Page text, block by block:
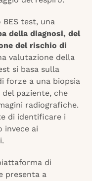
test, una
della diagnosi, del
del rischio di
valutazione della
si basa sulla
forze a una biopsia
paziente, che
radiografiche.
di identificare i
invece ai
di
presenta a